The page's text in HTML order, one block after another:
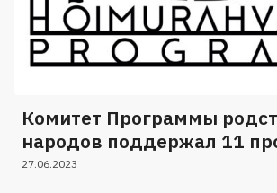
Комитет Программы
народов поддержал 11
27.06.2023